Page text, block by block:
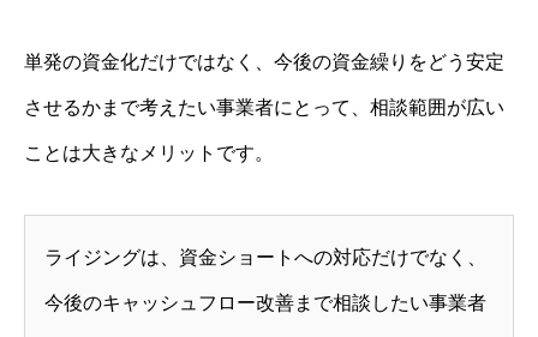
単発の資金化だけではなく、今後の資金繰りをどう安定
させるかまで考えたい事業者にとって、相談範囲が広い
ことは大きなメリットです。
ライジングは、資金ショートへの対応だけでなく、
今後のキャッシュフロー改善まで相談したい事業者